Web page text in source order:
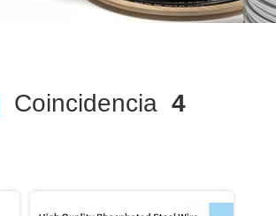
Coincidencia 4